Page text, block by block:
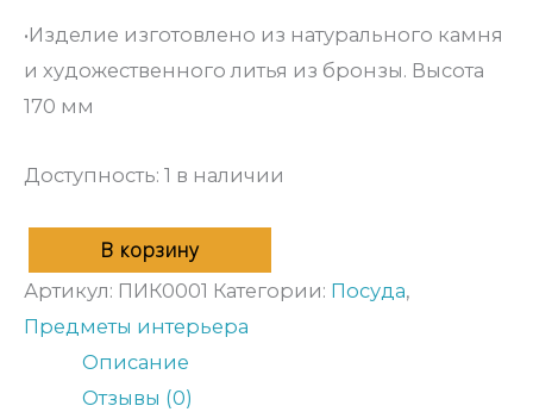
•Изделие изготовлено из натурального камня
и художественного литья из бронзы. Высота
170 мм
Доступность: 1 в наличии
В корзину
Артикул: ПИК0001 Категории: Посуда,
Предметы интерьера
Описание
Отзывы (0)